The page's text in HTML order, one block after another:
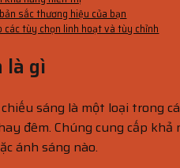
sắc thương hiệu của bạn
các tùy chọn linh hoạt và tùy chỉnh
là gì
sáng là một loại trong
đêm. Chúng cung cấp
ánh sáng nào.